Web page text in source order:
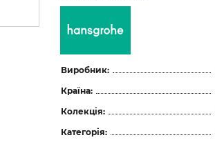
Виробник:
Країна:
Колекція:
Категорія: